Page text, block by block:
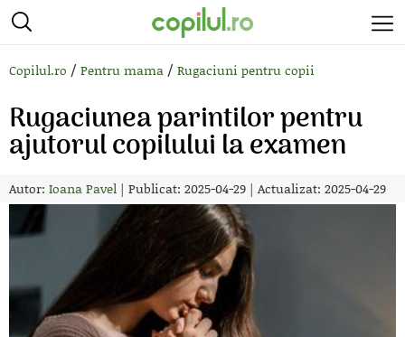
Copilul.ro / Pentru mama / Rugaciuni pentru copii
Rugaciunea parintilor pentru
ajutorul copilului la examen
Autor: Ioana Pavel | Publicat: 2025-04-29 | Actualizat: 2025-04-29